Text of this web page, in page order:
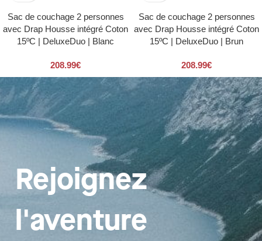
Sac de couchage 2 personnes
avec Drap Housse intégré Coton
15ºC | DeluxeDuo | Blanc
208.99€
Sac de couchage 2 personnes
avec Drap Housse intégré Coton
15ºC | DeluxeDuo | Brun
208.99€
Rejoignez
l'aventure